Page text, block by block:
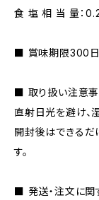
食 塩 相 当 量：
■ 賞味期限300日
■ 取り扱い注意
直射日光を避け、
開封後はできるだ
す。
■ 発送・注文に関